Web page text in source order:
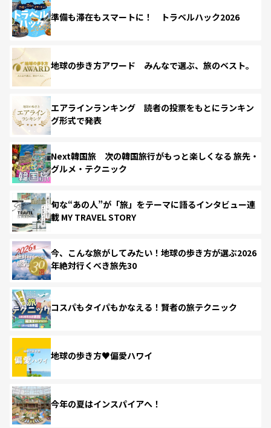
準備も滞在もスマートに！ トラベルハック2026
地球の歩き方アワード みんなで選ぶ、旅のベスト。
エアラインランキング 読者の投票をもとにランキン
グ形式で発表
Next韓国旅 次の韓国旅行がもっと楽しくなる 旅先・
グルメ・テクニック
旬な“あの人”が「旅」をテーマに語るインタビュー連
載 MY TRAVEL STORY
今、こんな旅がしてみたい！地球の歩き方が選ぶ2026
年絶対行くべき旅先30
コスパもタイパもかなえる！賢者の旅テクニック
地球の歩き方♥偏愛ハワイ
今年の夏はインスパイアへ！